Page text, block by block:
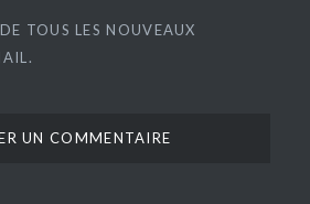
TOUS LES NOUVEAUX